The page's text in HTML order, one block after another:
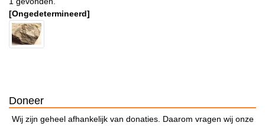
[Ongedetermineerd]
Doneer
Wij zijn geheel afhankelijk van donaties. Daarom vragen wij onze